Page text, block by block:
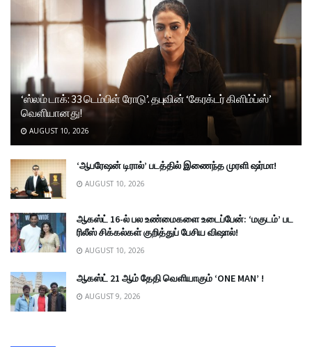
‘ஸ்லம் டாக்: 33 டெம்பிள் ரோடு’. தபுவின் ‘கேரக்டர் கிளிம்ப்ஸ்’
வெளியானது!
AUGUST 10, 2026
‘ஆபரேஷன் டிரால்’ படத்தில் இணைந்த முரளி ஷர்மா!
AUGUST 10, 2026
ஆகஸ்ட் 16-ல் பல உண்மைகளை உடைப்பேன்: ‘மகுடம்’ பட
ரிலீஸ் சிக்கல்கள் குறித்துப் பேசிய விஷால்!
AUGUST 10, 2026
ஆகஸ்ட் 21 ஆம் தேதி வெளியாகும் ‘ONE MAN’ !
AUGUST 9, 2026